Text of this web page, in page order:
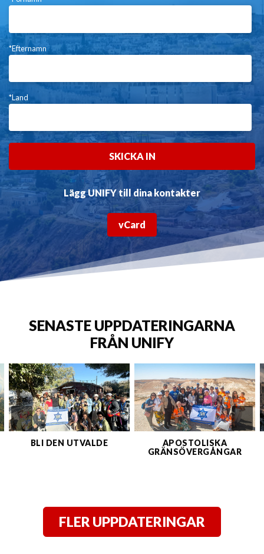
*Efternamn
*Land
Lägg UNIFY till dina kontakter
vCard
SENASTE UPPDATERINGARNA
FRÅN UNIFY
BLI DEN UTVALDE
APOSTOLISKA
GRÄNSÖVERGÅNGAR
FLER UPPDATERINGAR